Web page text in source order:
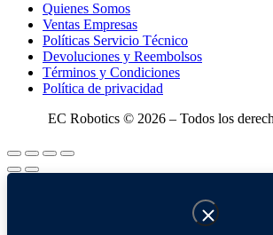
Quienes Somos
Ventas Empresas
Políticas Servicio Técnico
Devoluciones y Reembolsos
Términos y Condiciones
Política de privacidad
EC Robotics © 2026 – Todos los